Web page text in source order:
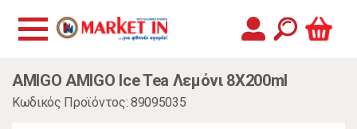
AMIGO AMIGO Ice Tea Λεμόνι 8X200ml
Κωδικός Προϊόντος: 89095035